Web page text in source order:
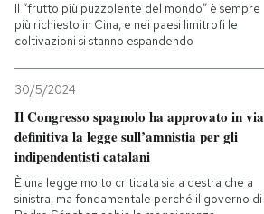
Il “frutto più puzzolente del mondo” è sempre
più richiesto in Cina, e nei paesi limitrofi le
coltivazioni si stanno espandendo
30/5/2024
Il Congresso spagnolo ha approvato in via
definitiva la legge sull’amnistia per gli
indipendentisti catalani
È una legge molto criticata sia a destra che a
sinistra, ma fondamentale perché il governo di